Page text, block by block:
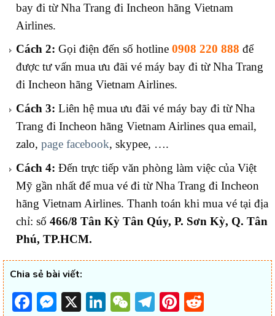
bay đi từ Nha Trang đi Incheon hãng Vietnam
Airlines.
Cách 2: Gọi điện đến số hotline 0908 220 888 để
được tư vấn mua ưu đãi vé máy bay đi từ Nha Trang
đi Incheon hãng Vietnam Airlines.
Cách 3: Liên hệ mua ưu đãi vé máy bay đi từ Nha
Trang đi Incheon hãng Vietnam Airlines qua email,
zalo, page facebook, skypee, ….
Cách 4: Đến trực tiếp văn phòng làm việc của Việt
Mỹ gần nhất để mua vé đi từ Nha Trang đi Incheon
hãng Vietnam Airlines. Thanh toán khi mua vé tại địa
chỉ: số 466/8 Tân Kỳ Tân Qúy, P. Sơn Kỳ, Q. Tân
Phú, TP.HCM.
Chia sẻ bài viết:
Facebook
Messenger
X LinkedIn
WeChat
Telegram
Pinterest